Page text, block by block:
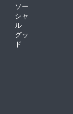
ソー
シャ
ル
グッ
ド